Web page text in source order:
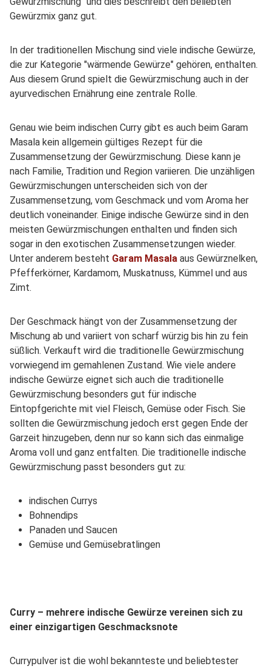
Gewürzmix ganz gut.
In der traditionellen Mischung sind viele indische Gewürze,
die zur Kategorie "wärmende Gewürze" gehören, enthalten.
Aus diesem Grund spielt die Gewürzmischung auch in der
ayurvedischen Ernährung eine zentrale Rolle.
Genau wie beim indischen Curry gibt es auch beim Garam
Masala kein allgemein gültiges Rezept für die
Zusammensetzung der Gewürzmischung. Diese kann je
nach Familie, Tradition und Region variieren. Die unzähligen
Gewürzmischungen unterscheiden sich von der
Zusammensetzung, vom Geschmack und vom Aroma her
deutlich voneinander. Einige indische Gewürze sind in den
meisten Gewürzmischungen enthalten und finden sich
sogar in den exotischen Zusammensetzungen wieder.
Unter anderem besteht Garam Masala aus Gewürznelken,
Pfefferkörner, Kardamom, Muskatnuss, Kümmel und aus
Zimt.
Der Geschmack hängt von der Zusammensetzung der
Mischung ab und variiert von scharf würzig bis hin zu fein
süßlich. Verkauft wird die traditionelle Gewürzmischung
vorwiegend im gemahlenen Zustand. Wie viele andere
indische Gewürze eignet sich auch die traditionelle
Gewürzmischung besonders gut für indische
Eintopfgerichte mit viel Fleisch, Gemüse oder Fisch. Sie
sollten die Gewürzmischung jedoch erst gegen Ende der
Garzeit hinzugeben, denn nur so kann sich das einmalige
Aroma voll und ganz entfalten. Die traditionelle indische
Gewürzmischung passt besonders gut zu:
indischen Currys
Bohnendips
Panaden und Saucen
Gemüse und Gemüsebratlingen
Curry – mehrere indische Gewürze vereinen sich zu
einer einzigartigen Geschmacksnote
Currypulver ist die wohl bekannteste und beliebtester